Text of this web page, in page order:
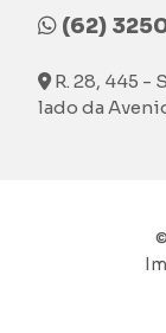
(62)
R. 28, 445 -
lado da